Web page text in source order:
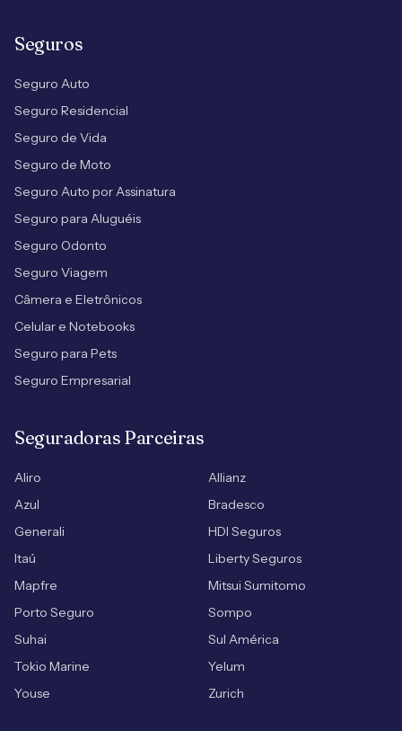
Seguros
Seguro Auto
Seguro Residencial
Seguro de Vida
Seguro de Moto
Seguro Auto por Assinatura
Seguro para Aluguéis
Seguro Odonto
Seguro Viagem
Câmera e Eletrônicos
Celular e Notebooks
Seguro para Pets
Seguro Empresarial
Seguradoras Parceiras
Aliro
Allianz
Azul
Bradesco
Generali
HDI Seguros
Itaú
Liberty Seguros
Mapfre
Mitsui Sumitomo
Porto Seguro
Sompo
Suhai
Sul América
Tokio Marine
Yelum
Youse
Zurich